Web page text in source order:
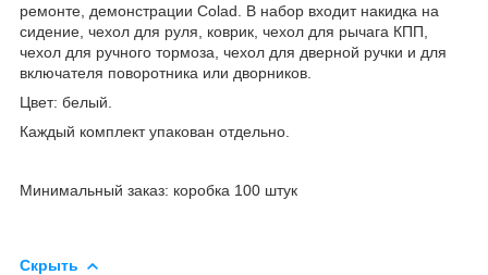
ремонте, демонстрации Colad. В набор входит накидка на
сидение, чехол для руля, коврик, чехол для рычага КПП,
чехол для ручного тормоза, чехол для дверной ручки и для
включателя поворотника или дворников.
Цвет: белый.
Каждый комплект упакован отдельно.
Минимальный заказ: коробка 100 штук
Скрыть